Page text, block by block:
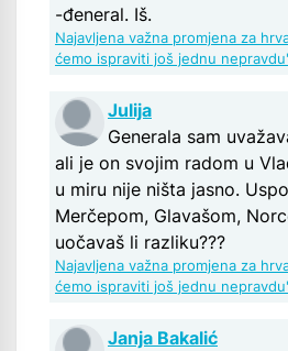
-đeneral. Iš.
Najavljena važna promjena za
ćemo ispraviti još jednu
Julija
Generala sam
ali je on svojim radom u
u miru nije ništa jasno.
Merčepom, Glavašom,
uočavaš li razliku???
Najavljena važna promjena za
ćemo ispraviti još jednu
Janja Bakalić